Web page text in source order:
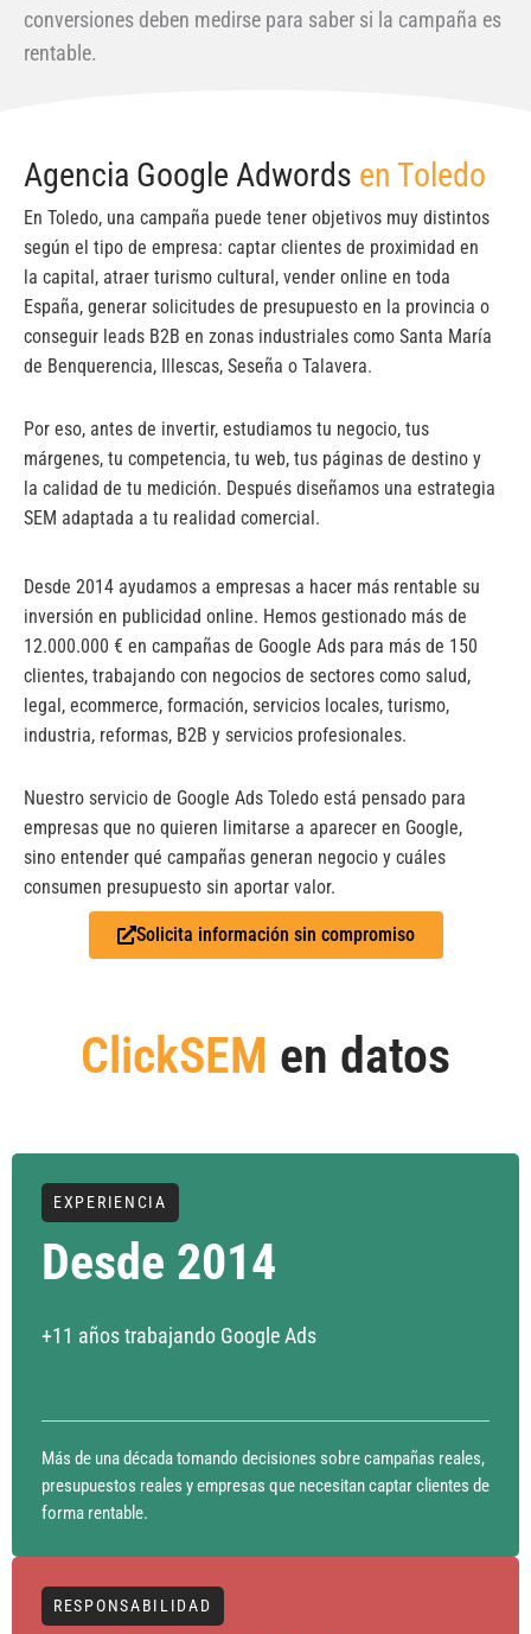
conversiones deben medirse para saber si la campaña es
rentable.
Agencia Google Adwords en Toledo
En Toledo, una campaña puede tener objetivos muy distintos
según el tipo de empresa: captar clientes de proximidad en
la capital, atraer turismo cultural, vender online en toda
España, generar solicitudes de presupuesto en la provincia o
conseguir leads B2B en zonas industriales como Santa María
de Benquerencia, Illescas, Seseña o Talavera.
Por eso, antes de invertir, estudiamos tu negocio, tus
márgenes, tu competencia, tu web, tus páginas de destino y
la calidad de tu medición. Después diseñamos una estrategia
SEM adaptada a tu realidad comercial.
Desde 2014 ayudamos a empresas a hacer más rentable su
inversión en publicidad online. Hemos gestionado más de
12.000.000 € en campañas de Google Ads para más de 150
clientes, trabajando con negocios de sectores como salud,
legal, ecommerce, formación, servicios locales, turismo,
industria, reformas, B2B y servicios profesionales.
Nuestro servicio de Google Ads Toledo está pensado para
empresas que no quieren limitarse a aparecer en Google,
sino entender qué campañas generan negocio y cuáles
consumen presupuesto sin aportar valor.
Solicita información sin compromiso
ClickSEM en datos
EXPERIENCIA
Desde 2014
+11 años trabajando Google Ads
Más de una década tomando decisiones sobre campañas reales,
presupuestos reales y empresas que necesitan captar clientes de
forma rentable.
RESPONSABILIDAD